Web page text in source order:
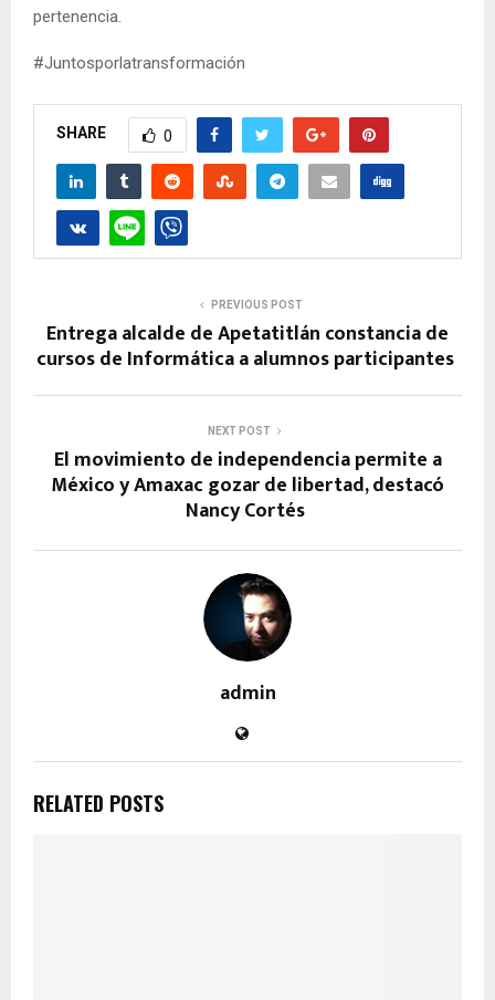
pertenencia.
#Juntosporlatransformación
SHARE 0
PREVIOUS POST
Entrega alcalde de Apetatitlán constancia de
cursos de Informática a alumnos participantes
NEXT POST
El movimiento de independencia permite a
México y Amaxac gozar de libertad, destacó
Nancy Cortés
admin
RELATED POSTS